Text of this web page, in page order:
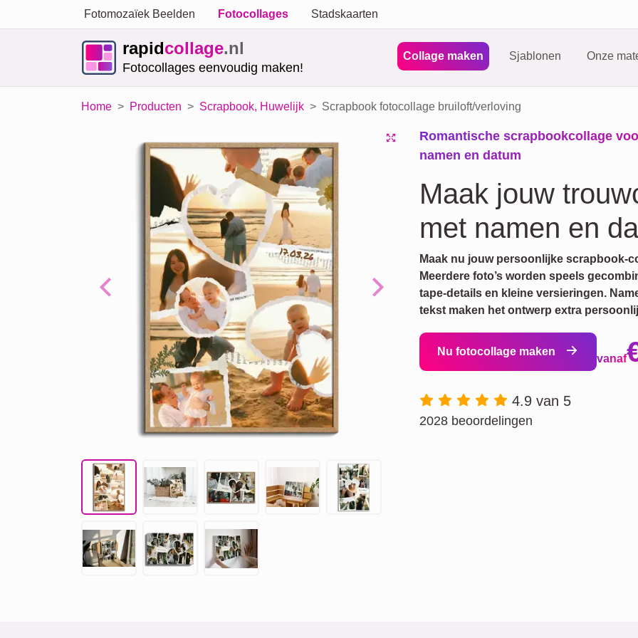
Fotomozaïek Beelden Fotocollages Stadskaarten
rapidcollage.nl
Fotocollages eenvoudig maken!
Collage maken Sjablonen Onze
Home Producten Scrapbook, Huwelijk Scrapbook fotocollage bruiloft/verloving
Previous Next
Romantische scrapbookcollage
namen en datum
Maak jouw
met namen en
Maak nu jouw persoonlijke scrapbook-
Meerdere foto’s worden speels
tape-details en kleine versieringen.
tekst maken het ontwerp extra
Nu fotocollage maken
vanaf
4.9 van 5
2028 beoordelingen